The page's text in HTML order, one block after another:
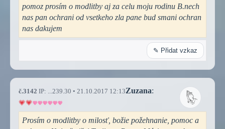
pomoz prosím o modlitby aj za celu moju rodinu B.nech
nas pan ochrani od vsetkeho zla pane bud smani ochran
nas dakujem
✎ Přidat vzkaz
č.3142 IP: ...239.30 • 21.10.2017 12:13Zuzana:
Prosím o modlitby o milosť, božie požehnanie, pomoc a